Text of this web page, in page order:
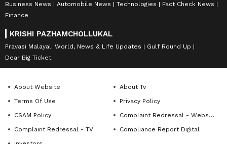
Business News Automobile News Technologies
Fact Check News
Finance
KRISHI PAZHAMCHOLLUKAL
Pravasi Malayali World, News & Life Updates
Gulf Round Up
Dear Big Ticket
About Website
About Tv
Terms Of Use
Privacy Policy
CSAM Policy
Complaint Redressal - Website
Complaint Redressal - TV
Compliance Report Digital